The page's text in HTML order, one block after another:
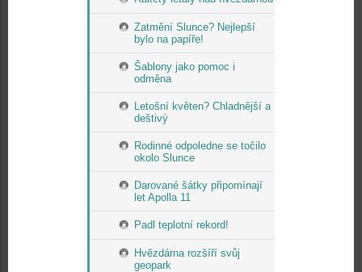
Zatmění Slunce? Nejlepší
bylo na papíře!
Šablony jako pomoc i
odměna
Letošní květen? Chladnější a
deštivý
Rodinné odpoledne se točilo
okolo Slunce
Darované šátky připomínají
let Apolla 11
Padl teplotní rekord!
Hvězdárna rozšíří svůj
geopark